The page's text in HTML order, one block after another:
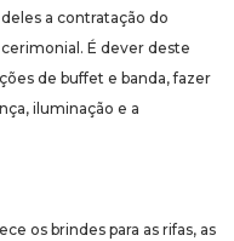
a contratação do
É dever deste
de buffet e banda, fazer
iluminação e a
os brindes para as rifas, as